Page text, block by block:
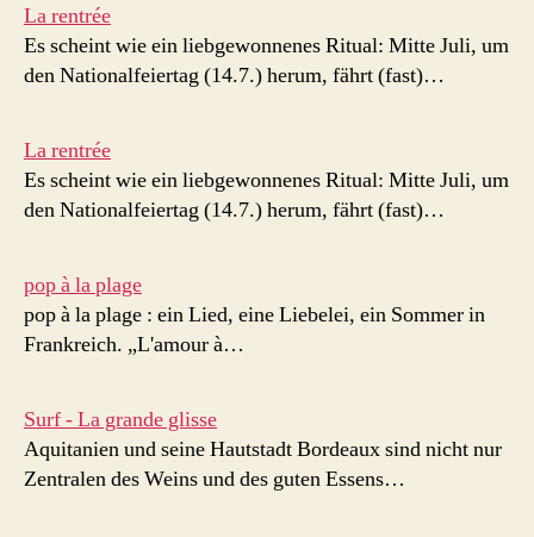
La rentrée
Es scheint wie ein liebgewonnenes Ritual: Mitte Juli, um
den Nationalfeiertag (14.7.) herum, fährt (fast)…
La rentrée
Es scheint wie ein liebgewonnenes Ritual: Mitte Juli, um
den Nationalfeiertag (14.7.) herum, fährt (fast)…
pop à la plage
pop à la plage : ein Lied, eine Liebelei, ein Sommer in
Frankreich. „L'amour à…
Surf - La grande glisse
Aquitanien und seine Hautstadt Bordeaux sind nicht nur
Zentralen des Weins und des guten Essens…